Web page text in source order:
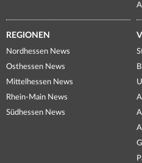
REGIONEN
Nordhessen News
Osthessen News
Mittelhessen News
Rhein-Main News
Südhessen News